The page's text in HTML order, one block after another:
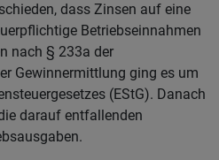
dass Zinsen auf eine
Betriebseinnahmen
nach § 233a der
Gewinnermittlung ging es um
(EStG). Danach
darauf entfallenden